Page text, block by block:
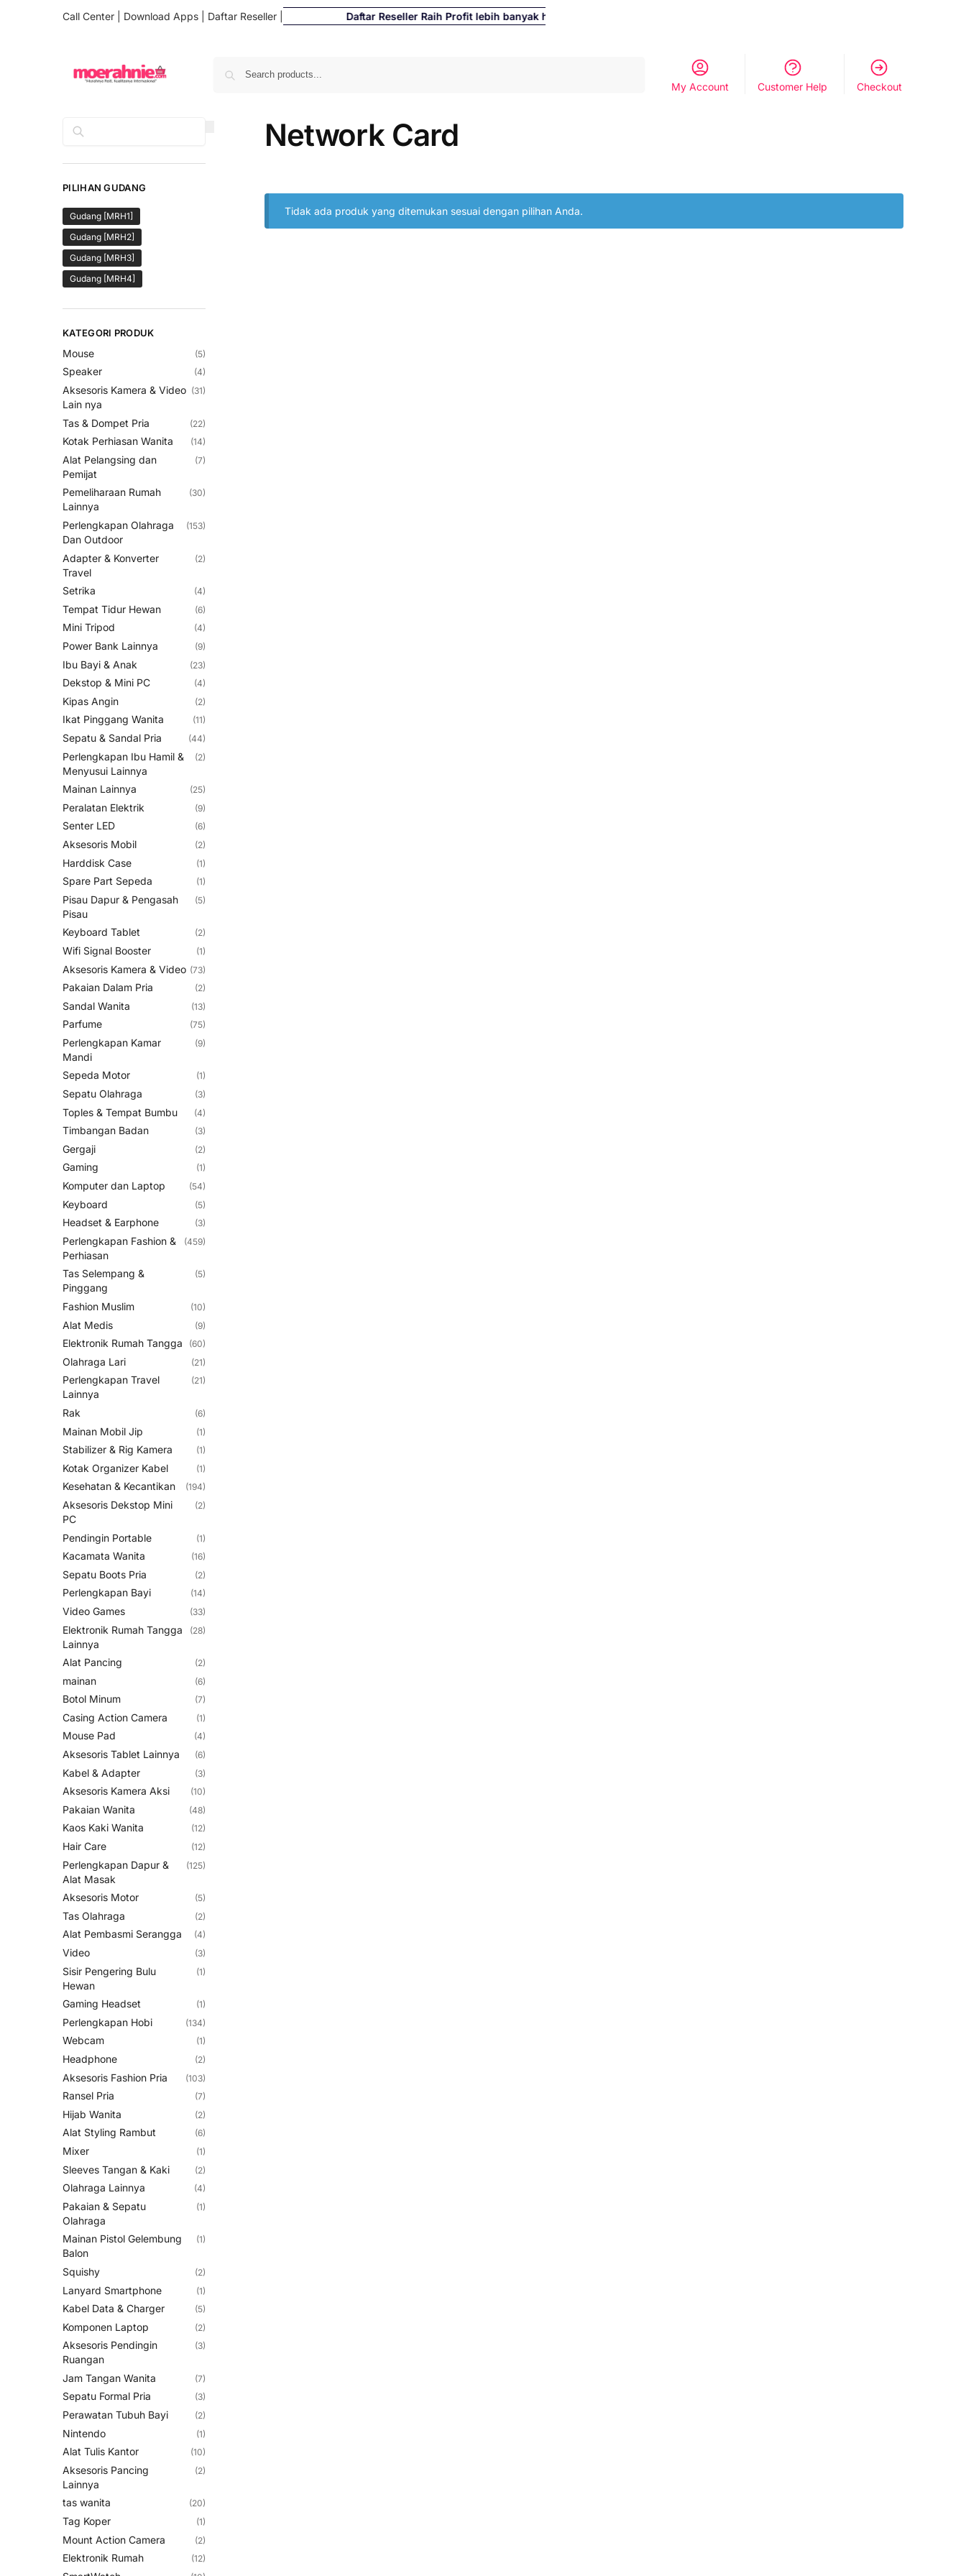
Call Center Download Apps Daftar Reseller Daftar Reseller Raih Profit lebih banyak hingga 500%
My Account Customer Help Checkout
Network Card
Tidak ada produk yang ditemukan sesuai dengan pilihan Anda.
PILIHAN GUDANG
Gudang [MRH1]
Gudang [MRH2]
Gudang [MRH3]
Gudang [MRH4]
KATEGORI PRODUK
Mouse (5)
Speaker (4)
Aksesoris Kamera & Video
Lain nya
(31)
Tas & Dompet Pria (22)
Kotak Perhiasan Wanita (14)
Alat Pelangsing dan
Pemijat
(7)
Pemeliharaan Rumah
Lainnya
(30)
Perlengkapan Olahraga
Dan Outdoor
(153)
Adapter & Konverter
Travel
(2)
Setrika (4)
Tempat Tidur Hewan (6)
Mini Tripod (4)
Power Bank Lainnya (9)
Ibu Bayi & Anak (23)
Dekstop & Mini PC (4)
Kipas Angin (2)
Ikat Pinggang Wanita (11)
Sepatu & Sandal Pria (44)
Perlengkapan Ibu Hamil &
Menyusui Lainnya
(2)
Mainan Lainnya (25)
Peralatan Elektrik (9)
Senter LED (6)
Aksesoris Mobil (2)
Harddisk Case (1)
Spare Part Sepeda (1)
Pisau Dapur & Pengasah
Pisau
(5)
Keyboard Tablet (2)
Wifi Signal Booster (1)
Aksesoris Kamera & Video (73)
Pakaian Dalam Pria (2)
Sandal Wanita (13)
Parfume (75)
Perlengkapan Kamar
Mandi
(9)
Sepeda Motor (1)
Sepatu Olahraga (3)
Toples & Tempat Bumbu (4)
Timbangan Badan (3)
Gergaji (2)
Gaming (1)
Komputer dan Laptop (54)
Keyboard (5)
Headset & Earphone (3)
Perlengkapan Fashion &
Perhiasan
(459)
Tas Selempang &
Pinggang
(5)
Fashion Muslim (10)
Alat Medis (9)
Elektronik Rumah Tangga (60)
Olahraga Lari (21)
Perlengkapan Travel
Lainnya
(21)
Rak (6)
Mainan Mobil Jip (1)
Stabilizer & Rig Kamera (1)
Kotak Organizer Kabel (1)
Kesehatan & Kecantikan (194)
Aksesoris Dekstop Mini
PC
(2)
Pendingin Portable (1)
Kacamata Wanita (16)
Sepatu Boots Pria (2)
Perlengkapan Bayi (14)
Video Games (33)
Elektronik Rumah Tangga
Lainnya
(28)
Alat Pancing (2)
mainan (6)
Botol Minum (7)
Casing Action Camera (1)
Mouse Pad (4)
Aksesoris Tablet Lainnya (6)
Kabel & Adapter (3)
Aksesoris Kamera Aksi (10)
Pakaian Wanita (48)
Kaos Kaki Wanita (12)
Hair Care (12)
Perlengkapan Dapur &
Alat Masak
(125)
Aksesoris Motor (5)
Tas Olahraga (2)
Alat Pembasmi Serangga (4)
Video (3)
Sisir Pengering Bulu
Hewan
(1)
Gaming Headset (1)
Perlengkapan Hobi (134)
Webcam (1)
Headphone (2)
Aksesoris Fashion Pria (103)
Ransel Pria (7)
Hijab Wanita (2)
Alat Styling Rambut (6)
Mixer (1)
Sleeves Tangan & Kaki (2)
Olahraga Lainnya (4)
Pakaian & Sepatu
Olahraga
(1)
Mainan Pistol Gelembung
Balon
(1)
Squishy (2)
Lanyard Smartphone (1)
Kabel Data & Charger (5)
Komponen Laptop (2)
Aksesoris Pendingin
Ruangan
(3)
Jam Tangan Wanita (7)
Sepatu Formal Pria (3)
Perawatan Tubuh Bayi (2)
Nintendo (1)
Alat Tulis Kantor (10)
Aksesoris Pancing
Lainnya
(2)
tas wanita (20)
Tag Koper (1)
Mount Action Camera (2)
Elektronik Rumah (12)